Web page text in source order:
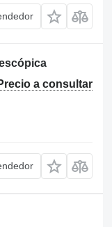
a consultar